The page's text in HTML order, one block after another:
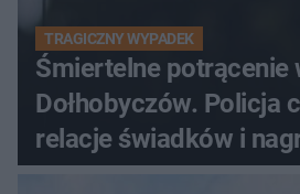
TRAGICZNY WYPADEK
Śmiertelne potrącenie
Dołhobyczów. Policja
relacje świadków i